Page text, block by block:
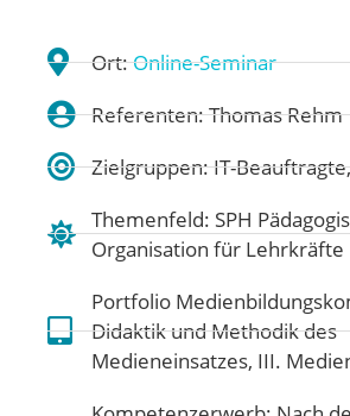
Ort:Online-Seminar
Referenten: Thomas Rehm
Zielgruppen: IT-
Themenfeld: SPH
Organisation für Lehrkräfte
Portfolio
Didaktik und Methodik des
Medieneinsatzes, III.